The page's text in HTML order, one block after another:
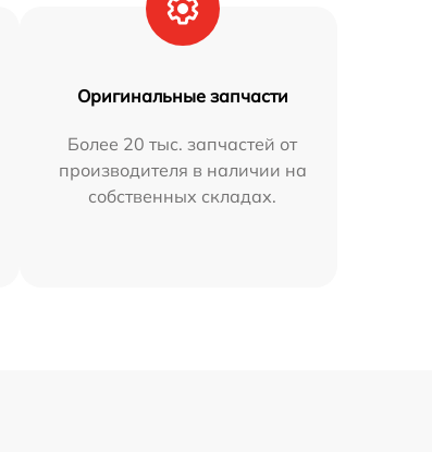
Оригинальные запчасти
Более 20 тыс. запчастей от
производителя в наличии на
собственных складах.